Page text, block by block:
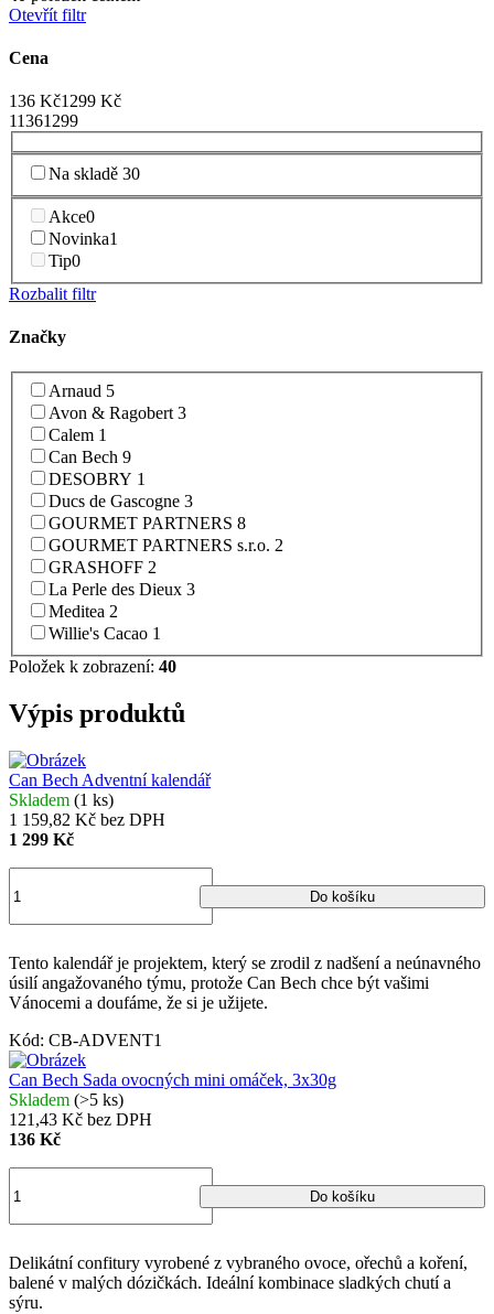
Otevřít filtr
Cena
136 Kč1299 Kč
11361299
Na skladě 30
Akce0
Novinka1
Tip0
Rozbalit filtr
Značky
Arnaud 5
Avon & Ragobert 3
Calem 1
Can Bech 9
DESOBRY 1
Ducs de Gascogne 3
GOURMET PARTNERS 8
GOURMET PARTNERS s.r.o. 2
GRASHOFF 2
La Perle des Dieux 3
Meditea 2
Willie's Cacao 1
Položek k zobrazení: 40
Výpis produktů
Can Bech Adventní kalendář
Skladem (1 ks)
1 159,82 Kč bez DPH
1 299 Kč
Do košíku
Tento kalendář je projektem, který se zrodil z nadšení a neúnavného
úsilí angažovaného týmu, protože Can Bech chce být vašimi
Vánocemi a doufáme, že si je užijete.
Kód: CB-ADVENT1
Can Bech Sada ovocných mini omáček, 3x30g
Skladem (>5 ks)
121,43 Kč bez DPH
136 Kč
Do košíku
Delikátní confitury vyrobené z vybraného ovoce, ořechů a koření,
balené v malých dózičkách. Ideální kombinace sladkých chutí a
sýru.